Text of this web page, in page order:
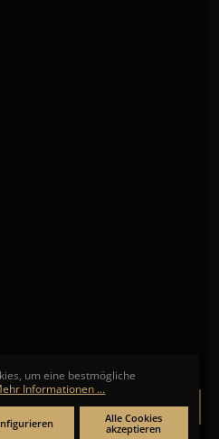
& Aktionen direkt in Ihr Postfach.
ANMELDEN
um eine bestmögliche
Informationen ...
Alle Cookies
akzeptieren